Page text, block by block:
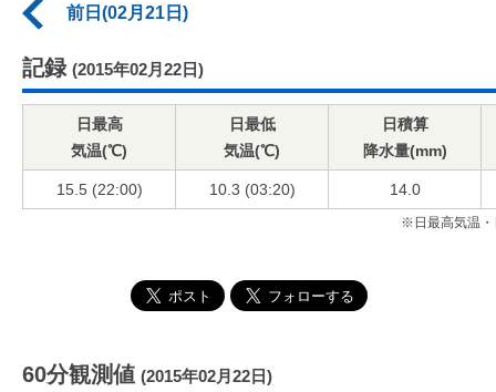
前日(02月21日)
記録 (2015年02月22日)
日最高
気温(℃)
日最低
気温(℃)
日積算
降水量(mm)
15.5 (22:00) 10.3 (03:20) 14.0
※日最高気温・
60分観測値 (2015年02月22日)